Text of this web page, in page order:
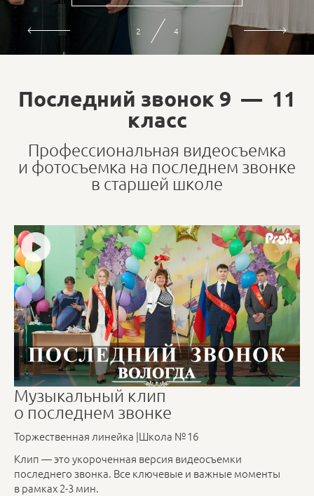
2 4
Последний звонок 9 — 11
класс
Профессиональная видеосъемка
и фотосъемка на последнем звонке
в старшей школе
Музыкальный клип
о последнем звонке
Торжественная линейка |Школа № 16
Клип — это укороченная версия видеосъемки
последнего звонка. Все ключевые и важные моменты
в рамках 2-3 мин.